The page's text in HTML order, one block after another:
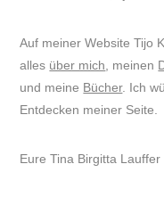
Auf meiner Website Tijo
alles über mich , meinen
und meine Bücher. Ich
Entdecken meiner Seite.
Eure Tina Birgitta Lauffer